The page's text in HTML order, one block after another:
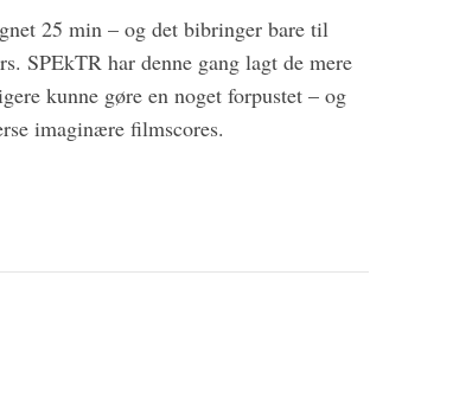
25 min – og det bibringer bare til
SPEkTR har denne gang lagt de mere
kunne gøre en noget forpustet – og
imaginære filmscores.